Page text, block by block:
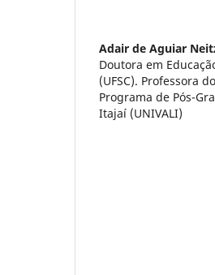
Adair de Aguiar
Doutora em
(UFSC). Professora
Programa de Pós-
Itajaí (UNIVALI)